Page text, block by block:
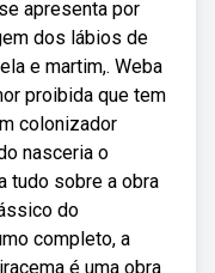
apresenta por
dos lábios de
e martim,. Weba
proibida que tem
colonizador
nasceria o
tudo sobre a obra
do
completo, a
é uma obra